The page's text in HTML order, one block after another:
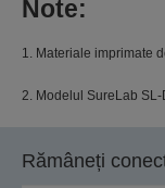
Note:
1. Materiale imprimate
2. Modelul SureLab
Rămâneți